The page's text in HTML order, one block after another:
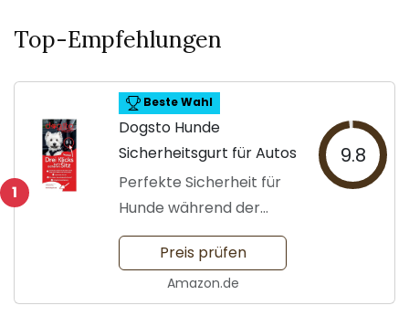
Top-Empfehlungen
1
Beste Wahl
Dogsto Hunde
Sicherheitsgurt für Autos
Perfekte Sicherheit für
Hunde während der
Fahrt
9.8
Preis prüfen
Amazon.de